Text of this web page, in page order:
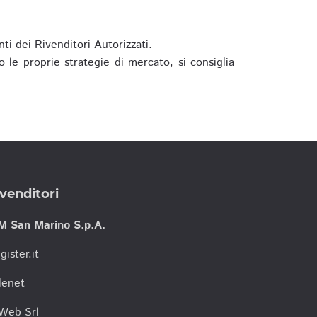
dei Rivenditori Autorizzati.
le proprie strategie di mercato, si consiglia
San Marino S.p.A.
Srl